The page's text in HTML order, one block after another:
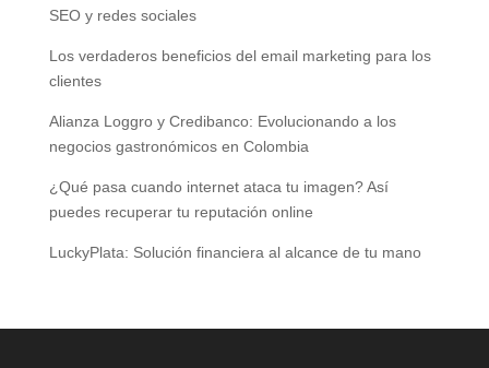
SEO y redes sociales
Los verdaderos beneficios del email marketing para los
clientes
Alianza Loggro y Credibanco: Evolucionando a los
negocios gastronómicos en Colombia
¿Qué pasa cuando internet ataca tu imagen? Así
puedes recuperar tu reputación online
LuckyPlata: Solución financiera al alcance de tu mano